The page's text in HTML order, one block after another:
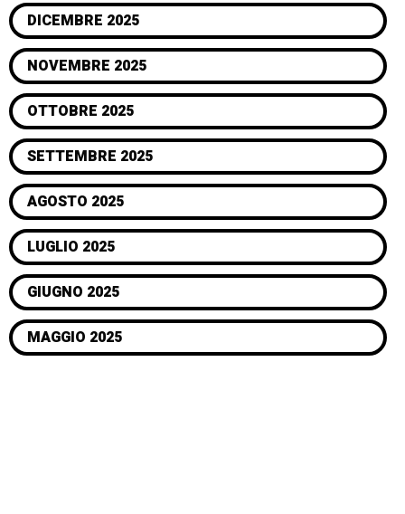
DICEMBRE 2025
NOVEMBRE 2025
OTTOBRE 2025
SETTEMBRE 2025
AGOSTO 2025
LUGLIO 2025
GIUGNO 2025
MAGGIO 2025